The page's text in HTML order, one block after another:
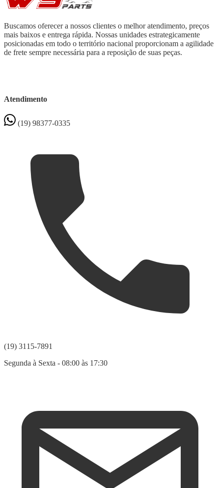
Buscamos oferecer a nossos clientes o melhor atendimento, preços
mais baixos e entrega rápida. Nossas unidades estrategicamente
posicionadas em todo o território nacional proporcionam a agilidade
de frete sempre necessária para a reposição de suas peças.
Atendimento
(19) 98377-0335
(19) 3115-7891
Segunda à Sexta - 08:00 às 17:30